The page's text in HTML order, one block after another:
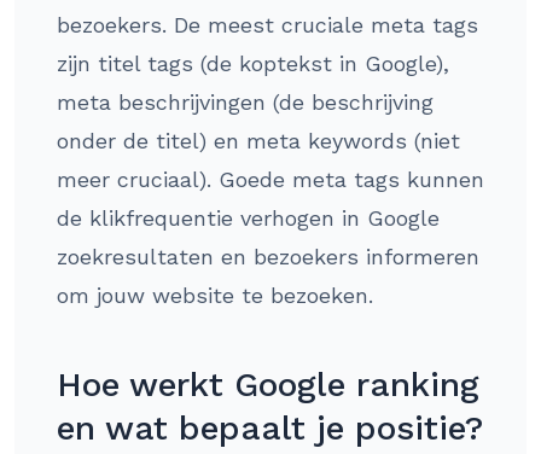
bezoekers. De meest cruciale meta tags
zijn titel tags (de koptekst in Google),
meta beschrijvingen (de beschrijving
onder de titel) en meta keywords (niet
meer cruciaal). Goede meta tags kunnen
de klikfrequentie verhogen in Google
zoekresultaten en bezoekers informeren
om jouw website te bezoeken.
Hoe werkt Google ranking
en wat bepaalt je positie?